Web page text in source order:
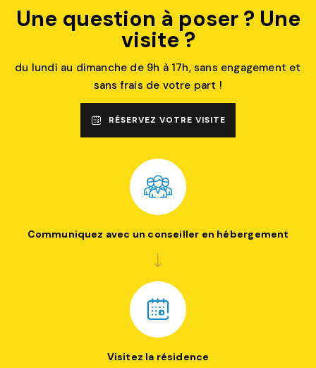
Une question à poser ? Une
visite ?
du lundi au dimanche de 9h à 17h, sans engagement et
sans frais de votre part !
RÉSERVEZ VOTRE VISITE
Communiquez avec un conseiller en hébergement
Visitez la résidence